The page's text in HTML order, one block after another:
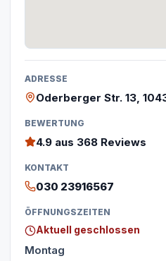
ADRESSE
Oderberger Str. 13,
BEWERTUNG
4.9 aus 368 Reviews
KONTAKT
030 23916567
ÖFFNUNGSZEITEN
Aktuell geschlossen
Montag